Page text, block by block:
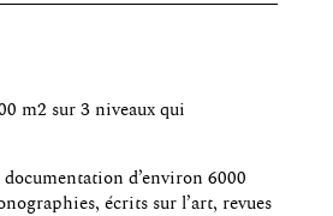
m2 sur 3 niveaux qui
documentation d’environ 6000
écrits sur l’art, revues